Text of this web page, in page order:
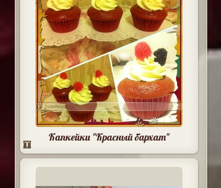
Капкейки "Красный бархат"